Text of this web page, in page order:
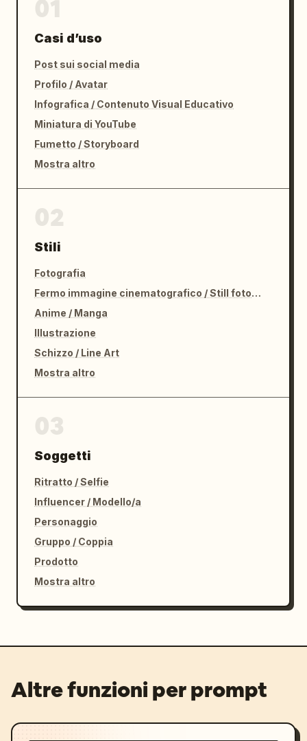
Casi d’uso
Post sui social media
Profilo / Avatar
Infografica / Contenuto Visual Educativo
Miniatura di YouTube
Fumetto / Storyboard
Mostra altro
Stili
Fotografia
Fermo immagine cinematografico / Still fotografico
Anime / Manga
Illustrazione
Schizzo / Line Art
Mostra altro
Soggetti
Ritratto / Selfie
Influencer / Modello/a
Personaggio
Gruppo / Coppia
Prodotto
Mostra altro
Altre funzioni per prompt